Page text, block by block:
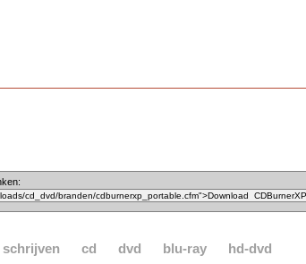
schrijven cd dvd blu-ray hd-dvd